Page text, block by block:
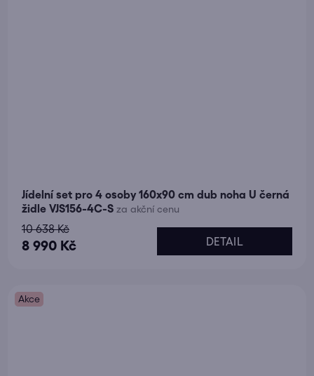
Jídelní set pro 4 osoby 160x90 cm dub noha U černá
židle VJS156-4C-S za akční cenu
8 990 Kč
10 638 Kč
DETAIL
Akce